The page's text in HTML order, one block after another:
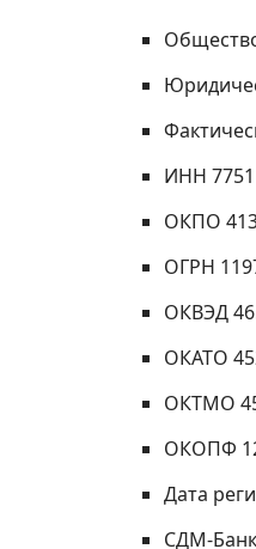
ИНН
ОКПО
ОГРН
ОКВЭД
ОКАТО
ОКТМО
ОКОПФ
Дата
СДМ-